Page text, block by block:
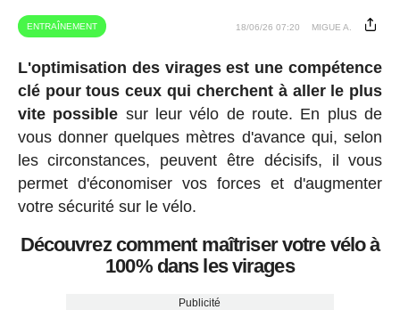
ENTRAÎNEMENT 18/06/26 07:20 MIGUE A.
L'optimisation des virages est une compétence
clé pour tous ceux qui cherchent à aller le plus
vite possible sur leur vélo de route. En plus de
vous donner quelques mètres d'avance qui, selon
les circonstances, peuvent être décisifs, il vous
permet d'économiser vos forces et d'augmenter
votre sécurité sur le vélo.
Découvrez comment maîtriser votre vélo à
100% dans les virages
Publicité